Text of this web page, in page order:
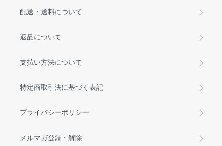
配送・送料について
返品について
支払い方法について
特定商取引法に基づく表記
プライバシーポリシー
メルマガ登録・解除